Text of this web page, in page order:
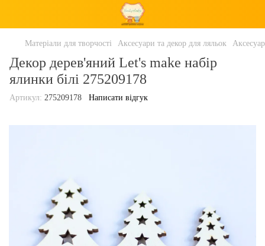
Матеріали для творчості Аксесуари та декор для ляльок
Декор дерев'яний Let's make набір
ялинки білі 275209178
Артикул: 275209178 Написати відгук